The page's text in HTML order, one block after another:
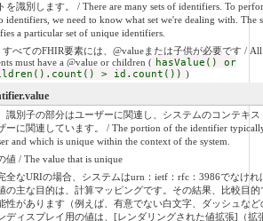
を識別します。 / There are many sets of identifiers. To
identifiers, we need to know what set we're dealing with. The
a particular set of unique identifiers.
すべてのFHIR要素には、@valueまたは子供が必要です /
must have a @value or children ( hasValue() or
> id.count()) )
識別子の部分はユーザーに関連し、システムのコンテキス
ーに関連しています。 / The portion of the identifier
and which is unique within the context of the system.
値 / The value that is unique
全なURIの場合、システムはurn：ietf：rfc：3986でなけれ
の主な目的は、計算マッピングです。その結果、比較目的
性があります（例えば、有意でない白文字、ダッシュなど
ディスプレイ用の値は、[レンダリングされた値拡張]（拡